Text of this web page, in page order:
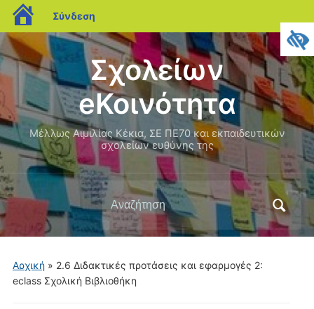
blogs.sch.gr
Σύνδεση
Σχολείων
eΚοινότητα
Μέλλως Αιμιλίας Κέκια, ΣΕ ΠΕ70 και εκπαιδευτικών
σχολείων ευθύνης της
Αναζήτηση
για:
Αρχική» 2.6 Διδακτικές προτάσεις και εφαρμογές 2:
eclass Σχολική Βιβλιοθήκη